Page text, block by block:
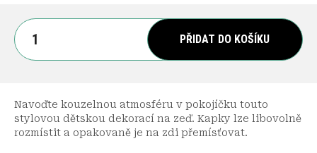
PŘIDAT DO KOŠÍKU
Navoďte kouzelnou atmosféru v pokojíčku touto
stylovou dětskou dekorací na zeď. Kapky lze libovolně
rozmístit a opakovaně je na zdi přemísťovat.